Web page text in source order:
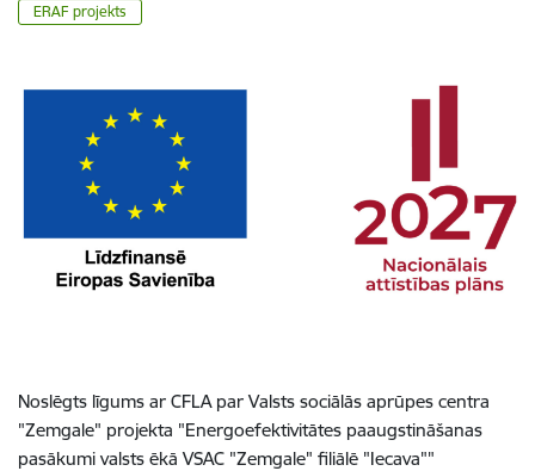
ERAF projekts
Noslēgts līgums ar CFLA par Valsts sociālās aprūpes centra
"Zemgale" projekta "Energoefektivitātes paaugstināšanas
pasākumi valsts ēkā VSAC "Zemgale" filiālē "Iecava""